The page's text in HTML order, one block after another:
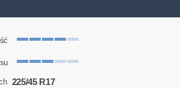
225/45 R17